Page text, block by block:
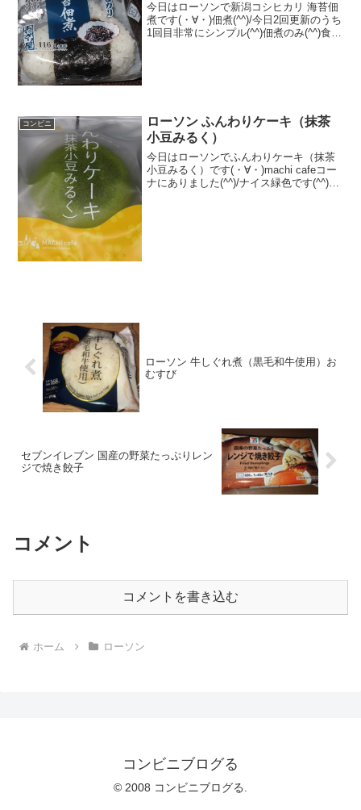
今日はローソンで新潟コシヒカリ 海苔佃
煮です(・∀・)佃煮(^^)/今日2回更新のうち
1回目非常にシンプル(^^)佃煮のみ(^^)食べ
コンビニ
ローソン ふんわりケーキ（抹茶
小豆みるく）
今日はローソンでふんわりケーキ（抹茶
小豆みるく）です(・∀・)machi cafeコー
ナにありました(^^)/ナイス緑色です(^^)ミ
ローソン 牛しぐれ煮（黒毛和牛使用）お
むすび
セブンイレブン 国産の野菜たっぷりレン
ジで焼き餃子
コメント
コメントを書き込む
ホーム ローソン
コンビニブログる
© 2008 コンビニブログる.